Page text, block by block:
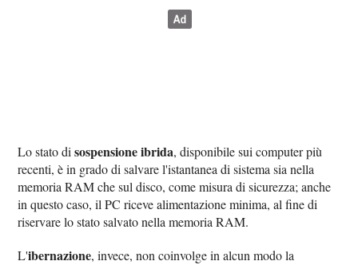
Lo stato disospensione ibrida, disponibile sui computer più
recenti, è in grado di salvare l'istantanea di sistema sia nella
memoria RAM che sul disco, come misura di sicurezza; anche
in questo caso, il PC riceve alimentazione minima, al fine di
riservare lo stato salvato nella memoria RAM.
L'ibernazione, invece, non coinvolge in alcun modo la